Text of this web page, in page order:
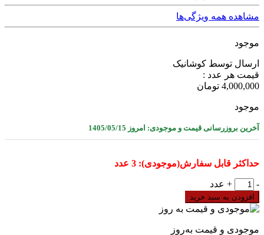
مشاهده همه ویژگی‌ها
موجود
ارسال توسط کوشانیک
قیمت هر عدد :
4,000,000 تومان
موجود
آخرین بروزرسانی قیمت و موجودی: امروز 1405/05/15
حداکثر قابل سفارش(موجودی): 3 عدد
ماژول
توسعه
8
ورودی
دیجیتال
-
+ عدد
افزودن به سبد خرید
موجودی و قیمت به‌روز